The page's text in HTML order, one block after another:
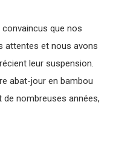
que nos
attentes et nous avons
leur suspension.
abat-jour en bambou
nombreuses années,